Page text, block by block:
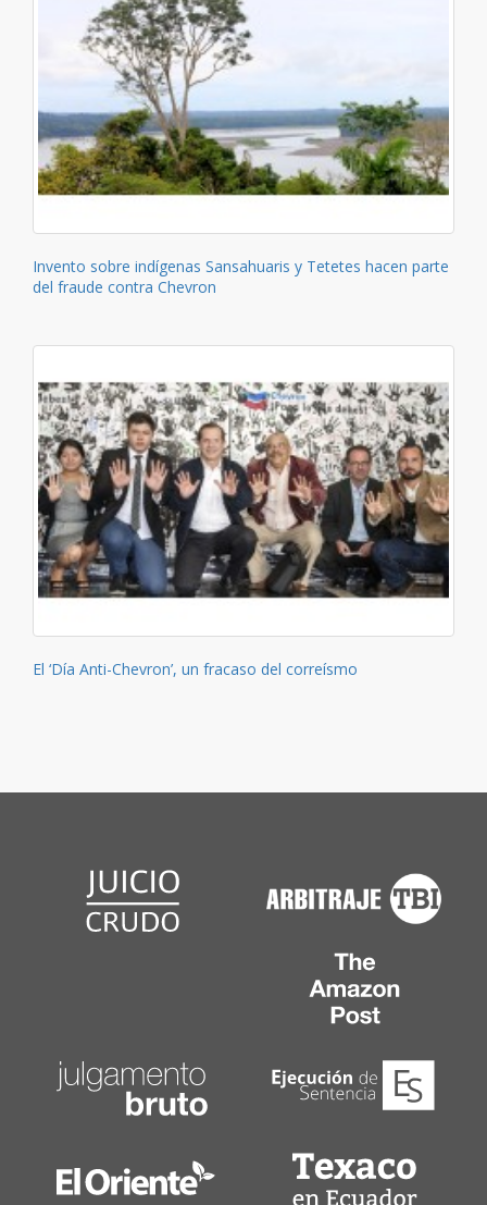
Invento sobre indígenas Sansahuaris y Tetetes hacen parte
del fraude contra Chevron
El ‘Día Anti-Chevron’, un fracaso del correísmo